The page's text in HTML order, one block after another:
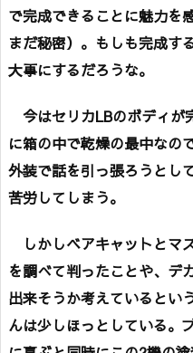
で完成できることに魅力を
まだ秘密）。もしも完成す
大事にするだろうな。
今はセリカLBのボディが
に箱の中で乾燥の最中なの
外装で話を引っ張ろうとし
苦労してしまう。
しかしベアキャットとマ
を調べて判ったことや、デ
出来そうか考えているとい
んは少しほっとしている。